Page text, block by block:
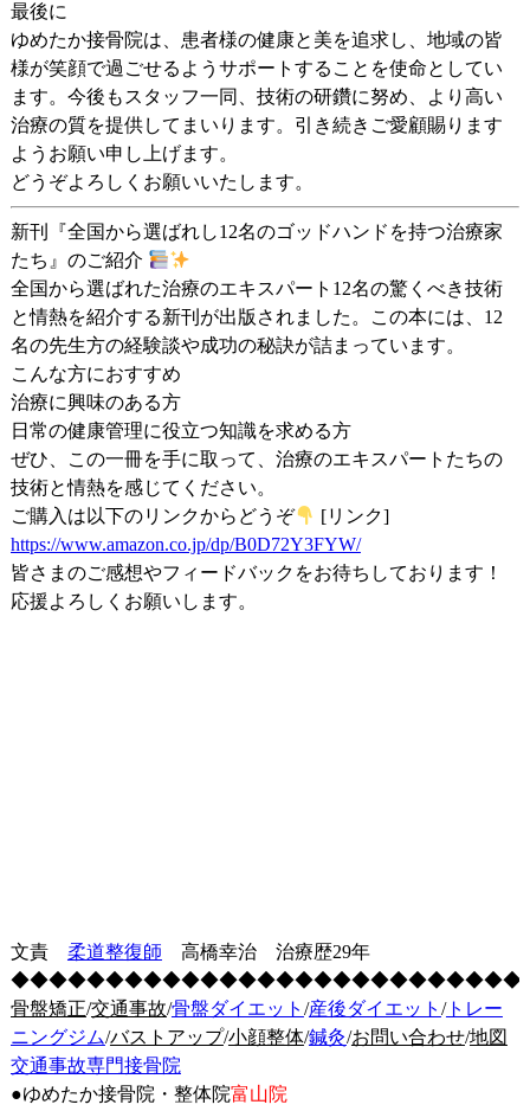
最後に
ゆめたか接骨院は、患者様の健康と美を追求し、地域の皆
様が笑顔で過ごせるようサポートすることを使命としてい
ます。今後もスタッフ一同、技術の研鑽に努め、より高い
治療の質を提供してまいります。引き続きご愛顧賜ります
ようお願い申し上げます。
どうぞよろしくお願いいたします。
新刊『全国から選ばれし12名のゴッドハンドを持つ治療家
たち』のご紹介
全国から選ばれた治療のエキスパート12名の驚くべき技術
と情熱を紹介する新刊が出版されました。この本には、12
名の先生方の経験談や成功の秘訣が詰まっています。
こんな方におすすめ
治療に興味のある方
日常の健康管理に役立つ知識を求める方
ぜひ、この一冊を手に取って、治療のエキスパートたちの
技術と情熱を感じてください。
ご購入は以下のリンクからどうぞ
[リンク]
https://www.amazon.co.jp/dp/B0D72Y3FYW/
皆さまのご感想やフィードバックをお待ちしております！
応援よろしくお願いします。
文責 柔道整復師 高橋幸治 治療歴29年
骨盤矯正/交通事故/骨盤ダイエット /産後ダイエット /トレー
ニングジム/バストアップ/小顔整体/鍼灸/お問い合わせ/地図
交通事故専門接骨院
●ゆめたか接骨院・整体院富山院